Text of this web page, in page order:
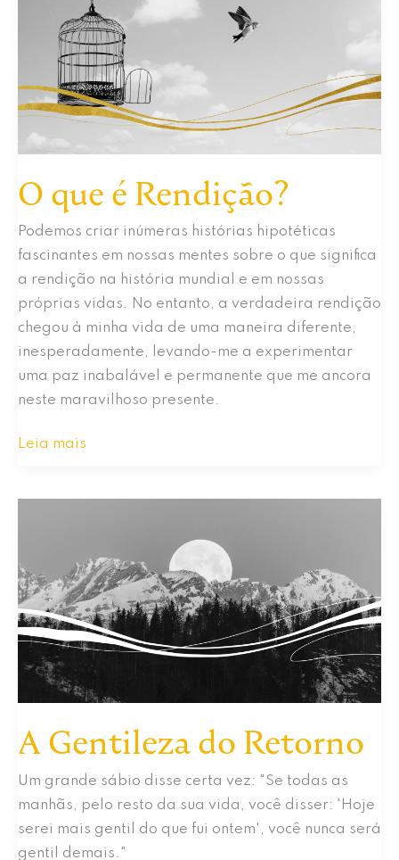
O que é Rendição?
Podemos criar inúmeras histórias hipotéticas
fascinantes em nossas mentes sobre o que significa
a rendição na história mundial e em nossas
próprias vidas. No entanto, a verdadeira rendição
chegou à minha vida de uma maneira diferente,
inesperadamente, levando-me a experimentar
uma paz inabalável e permanente que me ancora
neste maravilhoso presente.
O
Leia mais
A Gentileza do Retorno
Um grande sábio disse certa vez: "Se todas as
manhãs, pelo resto da sua vida, você disser: 'Hoje
serei mais gentil do que fui ontem', você nunca será
gentil demais."